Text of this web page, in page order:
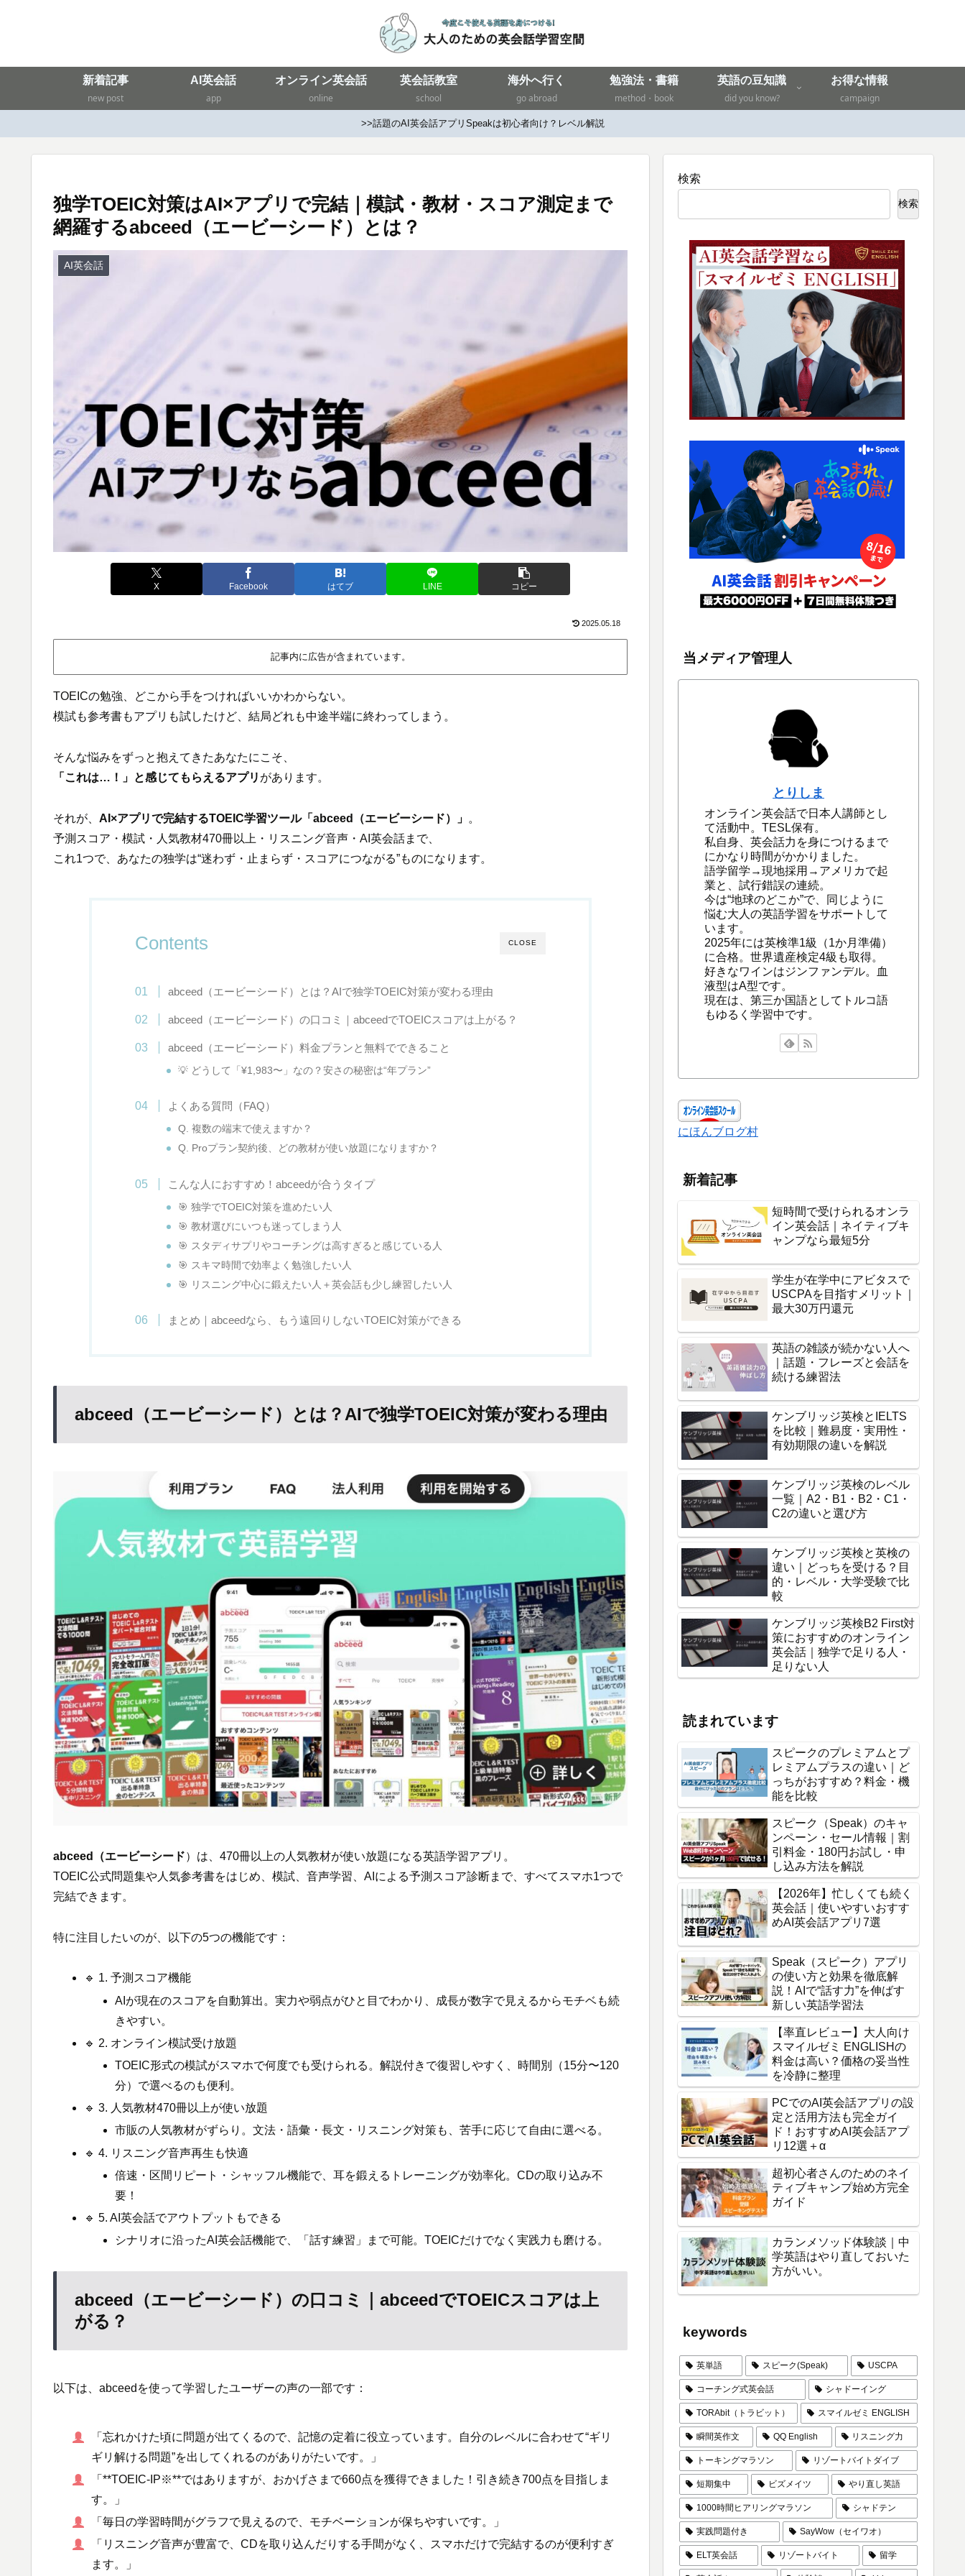
新着記事
new post
AI英会話
app
オンライン英会話
online
英会話教室
school
海外へ行く
go abroad
勉強法・書籍
method・book
英語の豆知識
did you know?
お得な情報
campaign
>>話題のAI英会話アプリSpeakは初心者向け？レベル解説
独学TOEIC対策はAI×アプリで完結｜模試・教材・スコア測定まで
網羅するabceed（エービーシード）とは？
AI英会話
X Facebook はてブ LINE コピー
2025.05.18
記事内に広告が含まれています。
TOEICの勉強、どこから手をつければいいかわからない。
模試も参考書もアプリも試したけど、結局どれも中途半端に終わってしまう。
そんな悩みをずっと抱えてきたあなたにこそ、
「これは…！」と感じてもらえるアプリ があります。
それが、 AI×アプリで完結するTOEIC学習ツール「abceed（エービーシード）」 。
予測スコア・模試・人気教材470冊以上・リスニング音声・AI英会話まで、
これ1つで、あなたの独学は“迷わず・止まらず・スコアにつながる”ものになります。
CLOSE
Contents
abceed（エービーシード）とは？AIで独学TOEIC対策が変わる理由
abceed（エービーシード）の口コミ｜abceedでTOEICスコアは上がる？
abceed（エービーシード）料金プランと無料でできること
💡 どうして「¥1,983〜」なの？安さの秘密は“年プラン”
よくある質問（FAQ）
Q. 複数の端末で使えますか？
Q. Proプラン契約後、どの教材が使い放題になりますか？
こんな人におすすめ！abceedが合うタイプ
🎯 独学でTOEIC対策を進めたい人
🎯 教材選びにいつも迷ってしまう人
🎯 スタディサプリやコーチングは高すぎると感じている人
🎯 スキマ時間で効率よく勉強したい人
🎯 リスニング中心に鍛えたい人＋英会話も少し練習したい人
まとめ｜abceedなら、もう遠回りしないTOEIC対策ができる
abceed（エービーシード）とは？AIで独学TOEIC対策が変わる理由
abceed（エービーシード）は、470冊以上の人気教材が使い放題になる英語学習アプリ。
TOEIC公式問題集や人気参考書をはじめ、模試、音声学習、AIによる予測スコア診断まで、すべてスマホ1つで
完結できます。
特に注目したいのが、以下の5つの機能です：
🔹 1. 予測スコア機能
AIが現在のスコアを自動算出。実力や弱点がひと目でわかり、成長が数字で見えるからモチベも続
きやすい。
🔹 2. オンライン模試受け放題
TOEIC形式の模試がスマホで何度でも受けられる。解説付きで復習しやすく、時間別（15分〜120
分）で選べるのも便利。
🔹 3. 人気教材470冊以上が使い放題
市販の人気教材がずらり。文法・語彙・長文・リスニング対策も、苦手に応じて自由に選べる。
🔹 4. リスニング音声再生も快適
倍速・区間リピート・シャッフル機能で、耳を鍛えるトレーニングが効率化。CDの取り込み不
要！
🔹 5. AI英会話でアウトプットもできる
シナリオに沿ったAI英会話機能で、「話す練習」まで可能。TOEICだけでなく実践力も磨ける。
abceed（エービーシード）の口コミ｜abceedでTOEICスコアは上
がる？
以下は、abceedを使って学習したユーザーの声の一部です：
「忘れかけた頃に問題が出てくるので、記憶の定着に役立っています。自分のレベルに合わせて“ギリ
ギリ解ける問題”を出してくれるのがありがたいです。」
「**TOEIC-IP※**ではありますが、おかげさまで660点を獲得できました！引き続き700点を目指しま
す。」
「毎日の学習時間がグラフで見えるので、モチベーションが保ちやすいです。」
「リスニング音声が豊富で、CDを取り込んだりする手間がなく、スマホだけで完結するのが便利すぎ
ます。」
検索
検索
当メディア管理人
とりしま
オンライン英会話で日本人講師とし
て活動中。TESL保有。
私自身、英会話力を身につけるまで
にかなり時間がかかりました。
語学留学→現地採用→アメリカで起
業と、試行錯誤の連続。
今は“地球のどこか”で、同じように
悩む大人の英語学習をサポートして
います。
2025年には英検準1級（1か月準備）
に合格。世界遺産検定4級も取得。
好きなワインはジンファンデル。血
液型はA型です。
現在は、第三か国語としてトルコ語
もゆるく学習中です。
にほんブログ村
新着記事
短時間で受けられるオンラ
イン英会話｜ネイティブキ
ャンプなら最短5分
学生が在学中にアビタスで
USCPAを目指すメリット｜
最大30万円還元
英語の雑談が続かない人へ
｜話題・フレーズと会話を
続ける練習法
ケンブリッジ英検とIELTS
を比較｜難易度・実用性・
有効期限の違いを解説
ケンブリッジ英検のレベル
一覧｜A2・B1・B2・C1・
C2の違いと選び方
ケンブリッジ英検と英検の
違い｜どっちを受ける？目
的・レベル・大学受験で比
較
ケンブリッジ英検B2 First対
策におすすめのオンライン
英会話｜独学で足りる人・
足りない人
読まれています
スピークのプレミアムとプ
レミアムプラスの違い｜ど
っちがおすすめ？料金・機
能を比較
スピーク（Speak）のキャ
ンペーン・セール情報｜割
引料金・180円お試し・申
し込み方法を解説
【2026年】忙しくても続く
英会話｜使いやすいおすす
めAI英会話アプリ7選
Speak（スピーク）アプリ
の使い方と効果を徹底解
説！AIで“話す力”を伸ばす
新しい英語学習法
【率直レビュー】大人向け
スマイルゼミ ENGLISHの
料金は高い？価格の妥当性
を冷静に整理
PCでのAI英会話アプリの設
定と活用方法も完全ガイ
ド！おすすめAI英会話アプ
リ12選＋α
超初心者さんのためのネイ
ティブキャンプ始め方完全
ガイド
カランメソッド体験談｜中
学英語はやり直しておいた
方がいい。
keywords
英単語 スピーク(Speak) USCPA
コーチング式英会話 シャドーイング
TORAbit（トラビット） スマイルゼミ ENGLISH
瞬間英作文 QQ English リスニング力
トーキングマラソン リゾートバイトダイブ
短期集中 ビズメイツ やり直し英語
1000時間ヒアリングマラソン シャドテン
実践問題付き SayWow（セイワオ）
ELT英会話 リゾートバイト 留学